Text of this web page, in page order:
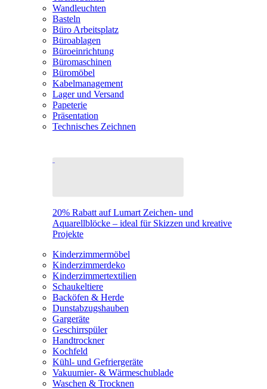
Wandleuchten
Basteln
Büro Arbeitsplatz
Büroablagen
Büroeinrichtung
Büromaschinen
Büromöbel
Kabelmanagement
Lager und Versand
Papeterie
Präsentation
Technisches Zeichnen
20% Rabatt auf Lumart Zeichen- und
Aquarellblöcke – ideal für Skizzen und kreative
Projekte
Kinderzimmermöbel
Kinderzimmerdeko
Kinderzimmertextilien
Schaukeltiere
Backöfen & Herde
Dunstabzugshauben
Gargeräte
Geschirrspüler
Handtrockner
Kochfeld
Kühl- und Gefriergeräte
Vakuumier- & Wärmeschublade
Waschen & Trocknen